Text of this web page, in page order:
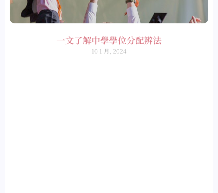
一文了解中學學位分配辨法
10 1 月, 2024